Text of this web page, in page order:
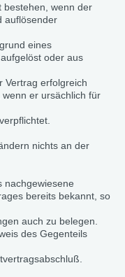
wenn der
auflösender
eines
oder aus
erfolgreich
er ursächlich für
nichts an der
bereits bekannt, so
auch zu belegen.
des Gegenteils